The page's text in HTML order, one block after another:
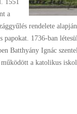
1551
a
rendelete
papokat. 1736-ban
Batthyány Ignác
a katolikus